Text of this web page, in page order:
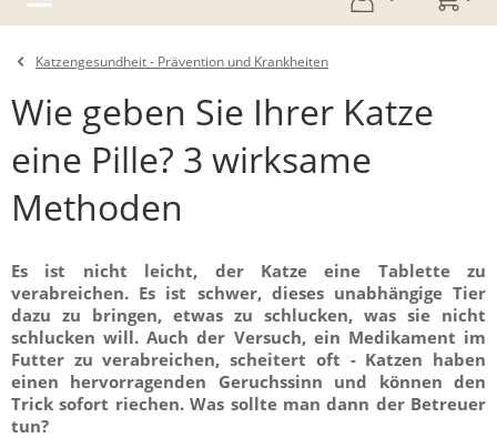
Katzengesundheit - Prävention und Krankheiten
Wie geben Sie Ihrer Katze
eine Pille? 3 wirksame
Methoden
Es ist nicht leicht, der Katze eine Tablette zu
verabreichen. Es ist schwer, dieses unabhängige Tier
dazu zu bringen, etwas zu schlucken, was sie nicht
schlucken will. Auch der Versuch, ein Medikament im
Futter zu verabreichen, scheitert oft - Katzen haben
einen hervorragenden Geruchssinn und können den
Trick sofort riechen. Was sollte man dann der Betreuer
tun?